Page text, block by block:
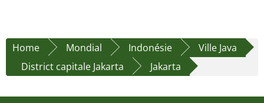
Home Mondial Indonésie
Ville Java
District capitale Jakarta
Jakarta